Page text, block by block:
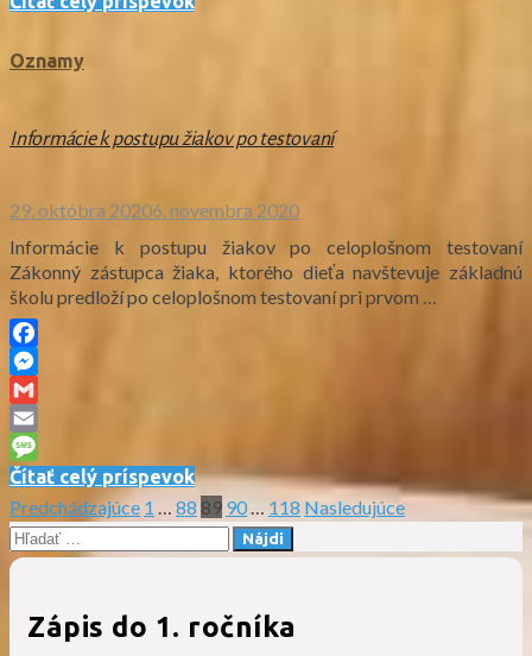
Oznamy
Informácie k postupu žiakov po testovaní
29. októbra 20206. novembra 2020
Informácie k postupu žiakov po celoplošnom testovaní
Zákonný zástupca žiaka, ktorého dieťa navštevuje základnú
školu predloží po celoplošnom testovaní pri prvom …
Facebook
Messenger
Gmail
Email
Message
Čítať celý príspevok
Stránkovanie
príspevkov
Predchádzajúce 1 … 88 89 90 … 118 Nasledujúce
Hľadať:
Zápis do 1. ročníka